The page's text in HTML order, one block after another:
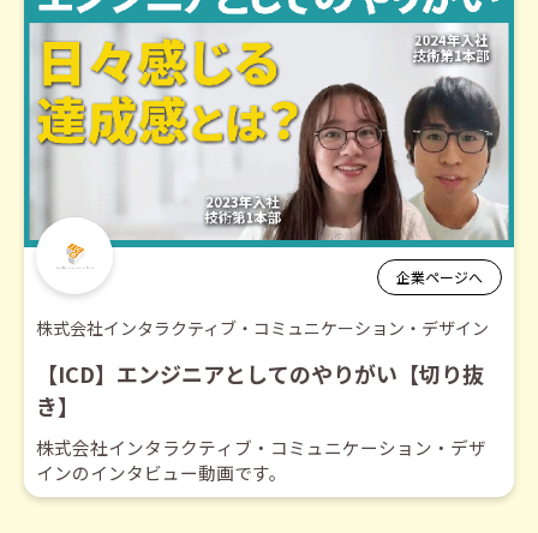
企業ページへ
株式会社インタラクティブ・コミュニケーション・デザイン
【ICD】エンジニアとしてのやりがい【切り抜
き】
株式会社インタラクティブ・コミュニケーション・デザ
インのインタビュー動画です。